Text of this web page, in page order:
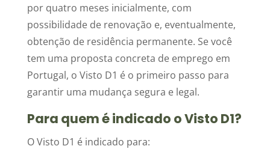
por quatro meses inicialmente, com
possibilidade de renovação e, eventualmente,
obtenção de residência permanente. Se você
tem uma proposta concreta de emprego em
Portugal, o Visto D1 é o primeiro passo para
garantir uma mudança segura e legal.
Para quem é indicado o Visto D1?
O Visto D1 é indicado para: